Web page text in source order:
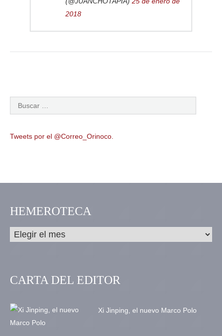
2018
Tweets por el @Correo_Orinoco.
HEMEROTECA
CARTA DEL EDITOR
Xi Jinping, el nuevo Marco Polo